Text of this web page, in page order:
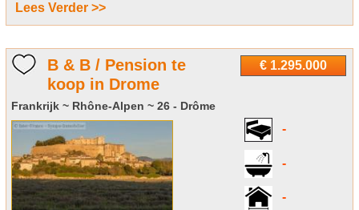
Lees Verder >>
€ 1.295.000
B & B / Pension te
koop in Drome
Frankrijk ~ Rhône-Alpen ~ 26 - Drôme
-
-
-